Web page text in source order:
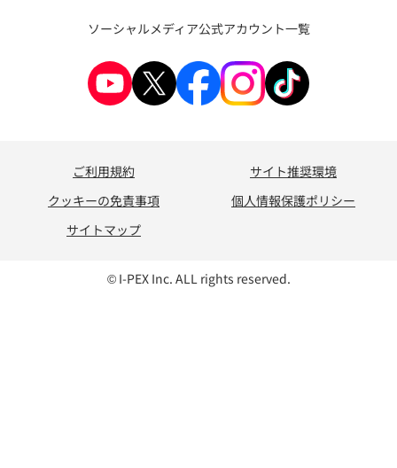
ソーシャルメディア公式アカウント一覧
ご利用規約
サイト推奨環境
クッキーの免責事項
個人情報保護ポリシー
サイトマップ
© I-PEX Inc. ALL rights reserved.